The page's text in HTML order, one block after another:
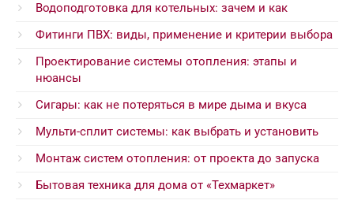
Водоподготовка для котельных: зачем и как
Фитинги ПВХ: виды, применение и критерии выбора
Проектирование системы отопления: этапы и
нюансы
Сигары: как не потеряться в мире дыма и вкуса
Мульти-сплит системы: как выбрать и установить
Монтаж систем отопления: от проекта до запуска
Бытовая техника для дома от «Техмаркет»